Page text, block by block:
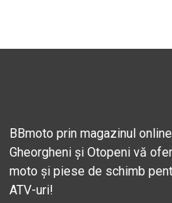
BBmoto prin magazinul
Gheorgheni și Otopeni vă
moto și piese de schimb
ATV-uri!